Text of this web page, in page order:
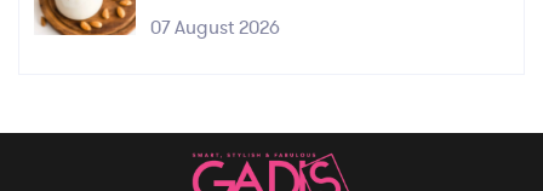
07 August 2026